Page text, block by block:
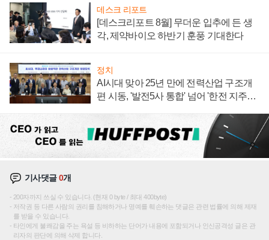
데스크 리포트
[데스크리포트 8월] 무더운 입추에 든 생
각, 제약바이오 하반기 훈풍 기대한다
정치
AI시대 맞아 25년 만에 전력산업 구조개
편 시동, '발전5사 통합' 넘어 '한전 지주사'
기사댓글0개
200자까지 쓰실 수 있습니다. (현재 0 byte / 최대 400byte)
저작권 등 다른 사람의 권리를 침해하거나 명예를 훼손하는 댓글은 관련 법률에 의해 제재
를 받을 수 있습니다.
타인에게 불쾌감을 주는 욕설 등 비하하는 단어가 내용에 포함되거나 인신공격성 글은 관
리자의 판단에 의해 삭제 합니다.